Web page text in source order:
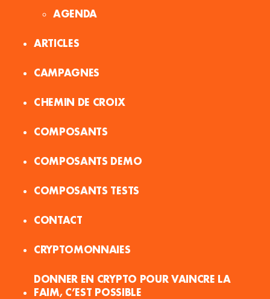
AGENDA
ARTICLES
CAMPAGNES
CHEMIN DE CROIX
COMPOSANTS
COMPOSANTS DEMO
COMPOSANTS TESTS
CONTACT
CRYPTOMONNAIES
DONNER EN CRYPTO POUR VAINCRE LA
FAIM, C’EST POSSIBLE